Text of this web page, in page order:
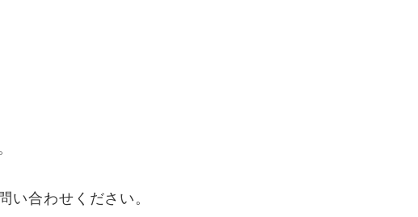
い合わせください。